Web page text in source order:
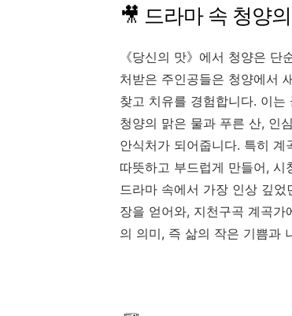
🎥 드라마 속 청양
《당신의 맛》에서 청양은
처받은 주인공들은 청양에서
찾고 치유를 경험합니다. 이
청양의 맑은 물과 푸른 산, 인
안식처가 되어줍니다. 특히
따뜻하고 부드럽게 만들어,
드라마 속에서 가장 인상 깊
장을 얻어와, 지천구곡 계곡
의 의미, 즉 삶의 작은 기쁨과